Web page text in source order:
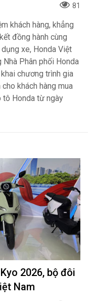
81
khách hàng, khẳng
đồng hành cùng
xe, Honda Việt
Nhà Phân phối Honda
chương trình gia
khách hàng mua
tô Honda từ ngày
2026, bộ đôi
Nam